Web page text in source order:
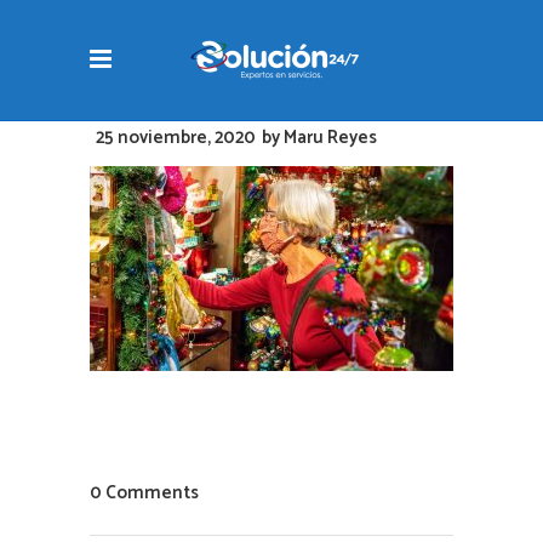
25 noviembre, 2020 byMaru Reyes
0 Comments